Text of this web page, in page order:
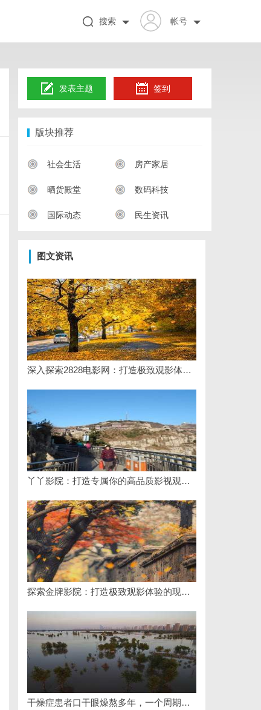
帐号
搜索
发表主题 签到
版块推荐
社会生活 房产家居
晒货殿堂 数码科技
国际动态 民生资讯
图文资讯
深入探索2828电影网：打造极致观影体验的免费视频平台
丫丫影院：打造专属你的高品质影视观看体验
探索金牌影院：打造极致观影体验的现代影院典范
干燥症患者口干眼燥熬多年，一个周期缓过来？老中医：一张辨证方对症，身体找回津液